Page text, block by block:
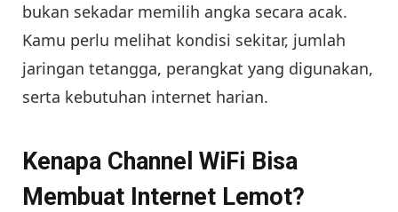
bukan sekadar memilih angka secara acak.
Kamu perlu melihat kondisi sekitar, jumlah
jaringan tetangga, perangkat yang digunakan,
serta kebutuhan internet harian.
Kenapa Channel WiFi Bisa
Membuat Internet Lemot?